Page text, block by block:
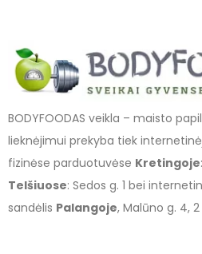
BODYFOODAS veikla – maisto
lieknėjimui prekyba tiek
fizinėse parduotuvėse Kretingoje
Telšiuose: Sedos g. 1 bei
sandėlis Palangoje, Malūno g. 4,